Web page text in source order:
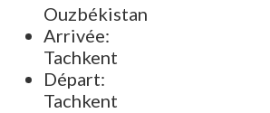
Ouzbékistan
Arrivée:
Tachkent
Départ:
Tachkent